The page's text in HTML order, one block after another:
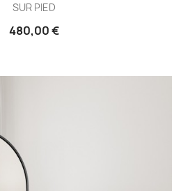
SUR PIED
480,00 €